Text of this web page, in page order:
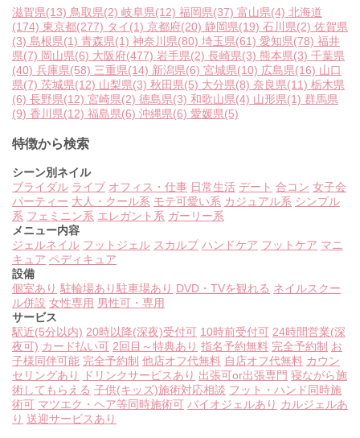
滋賀県(13) 鳥取県(2) 岐阜県(12) 福岡県(37) 富山県(4) 北海道
(174) 東京都(277) タイ(1) 京都府(20) 静岡県(19) 石川県(2) 佐賀県
(3) 島根県(1) 青森県(1) 神奈川県(80) 埼玉県(61) 愛知県(78) 福井
県(7) 岡山県(6) 大阪府(477) 岩手県(2) 長崎県(3) 熊本県(3) 千葉県
(40) 兵庫県(58) 三重県(14) 新潟県(6) 宮城県(10) 広島県(16) 山口
県(7) 茨城県(12) 山梨県(3) 秋田県(5) 大分県(8) 奈良県(11) 栃木県
(6) 長野県(12) 宮崎県(2) 徳島県(3) 和歌山県(4) 山形県(1) 群馬県
(9) 香川県(12) 福島県(6) 沖縄県(6) 愛媛県(5)
特徴から検索
シーン別ネイル
ブライダル ライブ オフィス・仕事 日常生活 デート 合コン 女子会
パーティー 大人・クール系 モテ可愛い系 カジュアル系 シンプル
系 フェミニン系 エレガント系 ガーリー系
メニュー内容
ジェルネイル フットジェル スカルプ ハンドケア フットケア マニ
キュア ペディキュア
設備
個室あり 駐輪場あり駐車場あり DVD・TVを観れる ネイルスクー
ル併設 女性専用 男性可・専用
サービス
駅近(5分以内) 20時以降(深夜)受付可 10時前受付可 24時間営業(深
夜可) カード払い可 2回目～特典あり 指名予約無料 完全予約制 お
子様同伴可能 完全予約制 他店オフ代無料 自店オフ代無料 カウン
セリングあり
ドリンクサービスあり 出張可or出張専門 寝ながら施
術してもらえる 子供(キッズ)施術対応相談 フット・ハンド同時施
術可 マツエク・ヘア等同時施術可 バイオジェルあり カルジェルあ
り 送迎サービスあり